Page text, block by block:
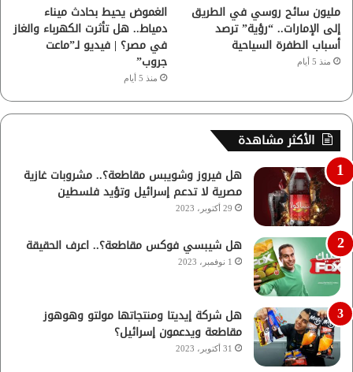
مليون سائح روسي في الطريق
إلى الإمارات.. “رؤية” ترصد
أسباب الطفرة السياحية
منذ 5 أيام
الغموض يحيط بحادث ميناء
دمياط.. هل تأثرت الكهرباء والغاز
في مصر؟ | فيديو لـ”ماعت
جروب”
منذ 5 أيام
الأكثر مشاهدة
هل فيروز وشويبس مقاطعة؟.. مشروبات غازية
مصرية لا تدعم إسرائيل وتؤيد فلسطين
29 أكتوبر، 2023
هل شيبسي فوكس مقاطعة؟.. اعرف الحقيقة
1 نوفمبر، 2023
هل شركة إيديتا ومنتجاتها مولتو وهوهوز
مقاطعة ويدعمون إسرائيل؟
31 أكتوبر، 2023